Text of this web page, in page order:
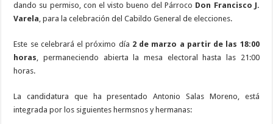
dando su permiso, con el visto bueno del Párroco Don Francisco J.
Varela, para la celebración del Cabildo General de elecciones.
Este se celebrará el próximo día 2 de marzo a partir de las 18:00
horas, permaneciendo abierta la mesa electoral hasta las 21:00
horas.
La candidatura que ha presentado Antonio Salas Moreno, está
integrada por los siguientes hermsnos y hermanas: